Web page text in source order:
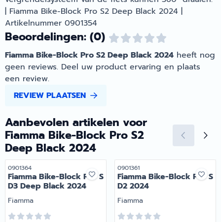
| Fiamma Bike-Block Pro S2 Deep Black 2024 |
Artikelnummer 0901354
Beoordelingen: (0)
Fiamma Bike-Block Pro S2 Deep Black 2024 heeft nog
geen reviews. Deel uw product ervaring en plaats
een review.
REVIEW PLAATSEN
Aanbevolen artikelen voor
Fiamma Bike-Block Pro S2
Deep Black 2024
Artikelnummer
0901364
Fiamma Bike-Block Pro S
D3 Deep Black 2024
Merk:
Fiamma
Artikelnummer
0901361
Fiamma Bike-Block Pro S
D2 2024
Merk:
Fiamma